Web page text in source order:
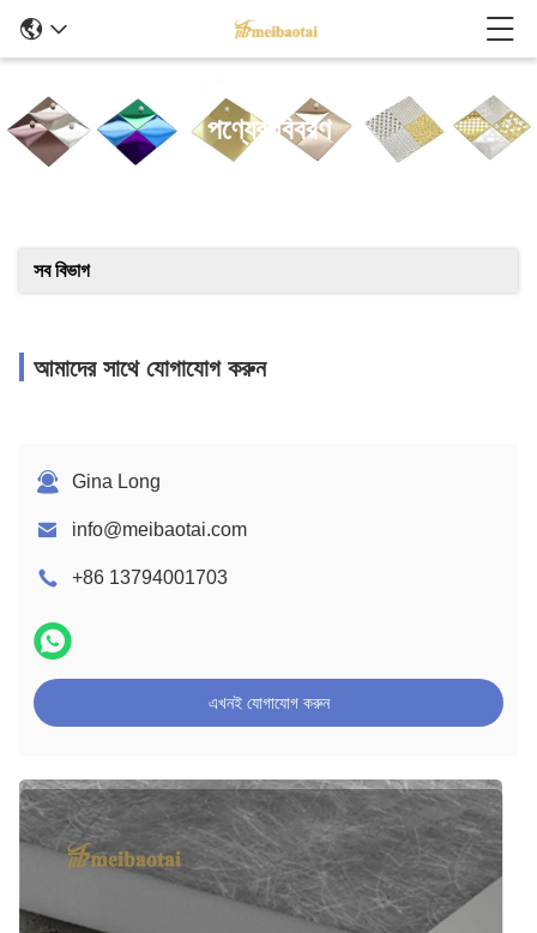
পণ্যের বিবরণ
সব বিভাগ
আমাদের সাথে যোগাযোগ করুন
Gina Long
info@meibaotai.com
+86 13794001703
এখনই যোগাযোগ করুন